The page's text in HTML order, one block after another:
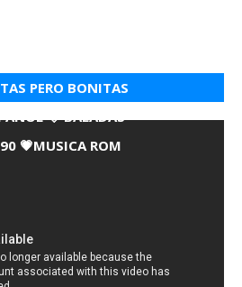
PERO BONITAS
💘 BALADAS
💗MUSICA ROM